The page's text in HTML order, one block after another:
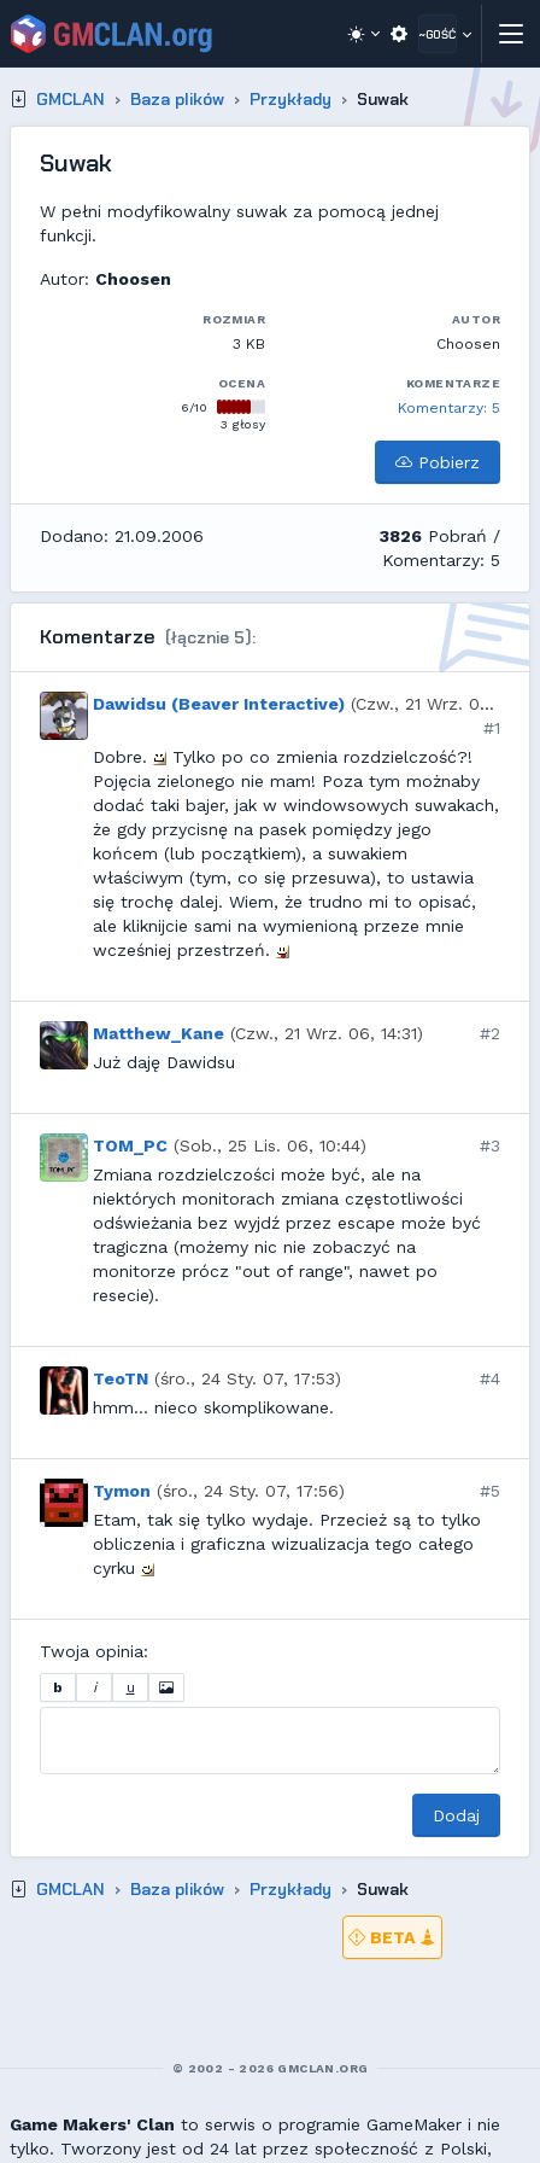
~GOŚĆ
GMCLAN Baza plików Przykłady Suwak
Suwak
W pełni modyfikowalny suwak za pomocą jednej
funkcji.
Autor: Choosen
ROZMIAR
3 KB
AUTOR
Choosen
OCENA
6/10
3 głosy
KOMENTARZE
Komentarzy: 5
Pobierz
Dodano: 21.09.2006 3826 Pobrań /
Komentarzy: 5
Komentarze (łącznie 5):
Dawidsu (Beaver Interactive) (Czw., 21 Wrz. 06, 11:41)
#1
Dobre.
Tylko po co zmienia rozdzielczość?!
Pojęcia zielonego nie mam! Poza tym możnaby
dodać taki bajer, jak w windowsowych suwakach,
że gdy przycisnę na pasek pomiędzy jego
końcem (lub początkiem), a suwakiem
właściwym (tym, co się przesuwa), to ustawia
się trochę dalej. Wiem, że trudno mi to opisać,
ale kliknijcie sami na wymienioną przeze mnie
wcześniej przestrzeń.
Matthew_Kane (Czw., 21 Wrz. 06, 14:31)
#2
Już daję Dawidsu
TOM_PC (Sob., 25 Lis. 06, 10:44)
#3
Zmiana rozdzielczości może być, ale na
niektórych monitorach zmiana częstotliwości
odświeżania bez wyjdź przez escape może być
tragiczna (możemy nic nie zobaczyć na
monitorze prócz "out of range", nawet po
resecie).
TeoTN (śro., 24 Sty. 07, 17:53)
#4
hmm... nieco skomplikowane.
Tymon (śro., 24 Sty. 07, 17:56)
#5
Etam, tak się tylko wydaje. Przecież są to tylko
obliczenia i graficzna wizualizacja tego całego
cyrku
Twoja opinia:
b i u
Dodaj
GMCLAN Baza plików Przykłady Suwak
BETA
© 2002 - 2026 GMCLAN.ORG
Game Makers' Clan to serwis o programie GameMaker i nie
tylko. Tworzony jest od 24 lat przez społeczność z Polski,